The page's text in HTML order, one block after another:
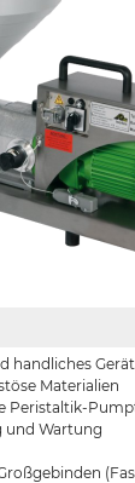
handliches Gerät
Materialien
Peristaltik-
und Wartung